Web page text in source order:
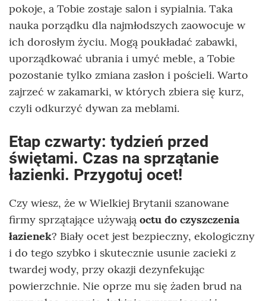
pokoje, a Tobie zostaje salon i sypialnia. Taka
nauka porządku dla najmłodszych zaowocuje w
ich dorosłym życiu. Mogą poukładać zabawki,
uporządkować ubrania i umyć meble, a Tobie
pozostanie tylko zmiana zasłon i pościeli. Warto
zajrzeć w zakamarki, w których zbiera się kurz,
czyli odkurzyć dywan za meblami.
Etap czwarty: tydzień przed
świętami. Czas na sprzątanie
łazienki. Przygotuj ocet!
Czy wiesz, że w Wielkiej Brytanii szanowane
firmy sprzątające używają octu do czyszczenia
łazienek? Biały ocet jest bezpieczny, ekologiczny
i do tego szybko i skutecznie usunie zacieki z
twardej wody, przy okazji dezynfekując
powierzchnie. Nie oprze mu się żaden brud na